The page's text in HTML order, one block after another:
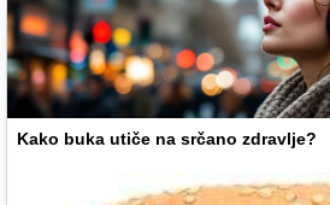
Kako buka utiče na srčano zdravlje?